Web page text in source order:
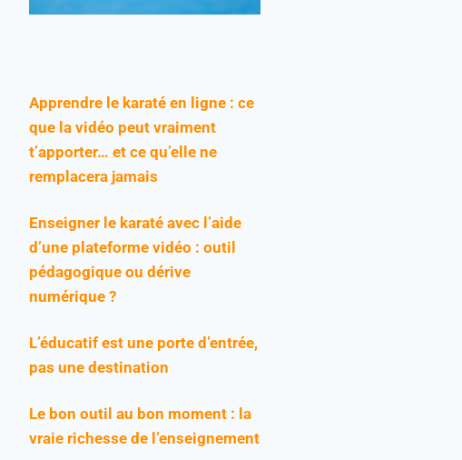
Apprendre le karaté en ligne : ce
que la vidéo peut vraiment
t’apporter… et ce qu’elle ne
remplacera jamais
Enseigner le karaté avec l’aide
d’une plateforme vidéo : outil
pédagogique ou dérive
numérique ?
L’éducatif est une porte d’entrée,
pas une destination
Le bon outil au bon moment : la
vraie richesse de l’enseignement